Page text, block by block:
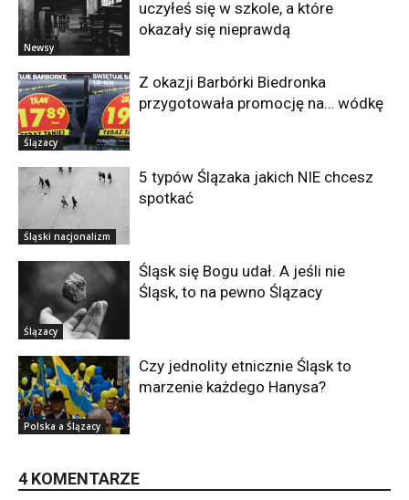
Newsy
uczyłeś się w szkole, a które
okazały się nieprawdą
Ślązacy
Z okazji Barbórki Biedronka
przygotowała promocję na… wódkę
Śląski nacjonalizm
5 typów Ślązaka jakich NIE chcesz
spotkać
Ślązacy
Śląsk się Bogu udał. A jeśli nie
Śląsk, to na pewno Ślązacy
Polska a Ślązacy
Czy jednolity etnicznie Śląsk to
marzenie każdego Hanysa?
4 KOMENTARZE